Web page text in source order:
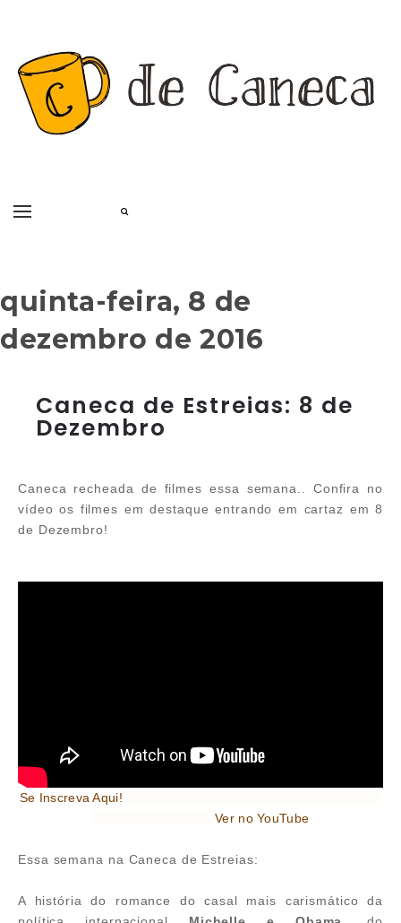
quinta-feira, 8 de
dezembro de 2016
Caneca de Estreias: 8 de
Dezembro
Caneca recheada de filmes essa semana.. Confira no
vídeo os filmes em destaque entrando em cartaz em 8
de Dezembro!
Se Inscreva Aqui!
Ver no YouTube
Essa semana na Caneca de Estreias:
A história do romance do casal mais carismático da